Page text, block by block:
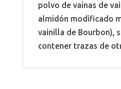
polvo de vainas de
almidón modificado
vainilla de Bourbon),
contener trazas de